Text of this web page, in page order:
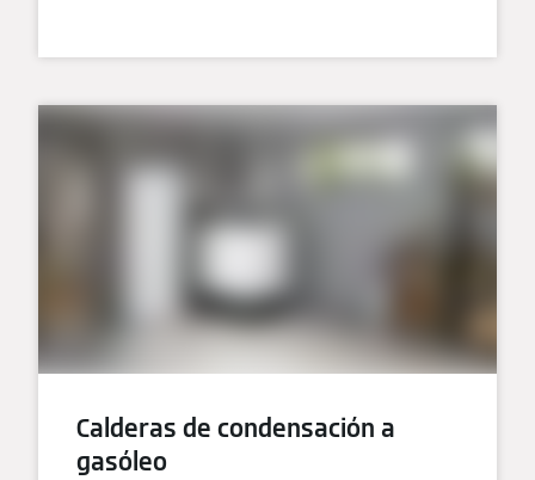
Calderas de condensación a
gasóleo